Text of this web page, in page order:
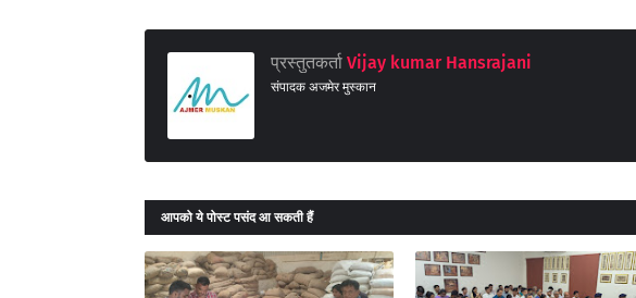
प्रस्तुतकर्ता Vijay kumar Hansrajani
संपादक अजमेर मुस्कान
आपको ये पोस्ट पसंद आ सकती हैं